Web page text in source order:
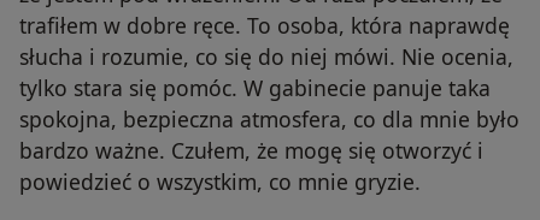
trafiłem w dobre ręce. To osoba, która naprawdę
słucha i rozumie, co się do niej mówi. Nie ocenia,
tylko stara się pomóc. W gabinecie panuje taka
spokojna, bezpieczna atmosfera, co dla mnie było
bardzo ważne. Czułem, że mogę się otworzyć i
powiedzieć o wszystkim, co mnie gryzie.